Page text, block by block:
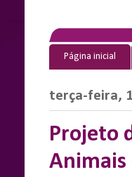
Página inicial
terça-feira,
Projeto
Animais